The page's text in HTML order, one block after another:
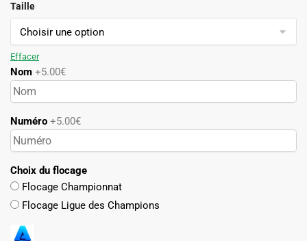
initial
était :
actuel
est :
Taille
Effacer
Nom +5.00€
Numéro +5.00€
Choix du flocage
Flocage Championnat
Flocage Ligue des Champions